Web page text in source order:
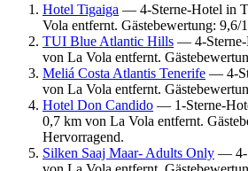
Hotel Tigaiga — 4-Sterne-Hotel in
Vola entfernt. Gästebewertung:
TUI Blue Atlantic Hills — 4-Sterne-
von La Vola entfernt.
Meliá Costa Atlantis Tenerife — 4-
von La Vola entfernt.
Hotel Don Candido — 1-Sterne-
0,7 km von La Vola entfernt.
Hervorragend.
Silken Saaj Maar- Adults Only — 4-